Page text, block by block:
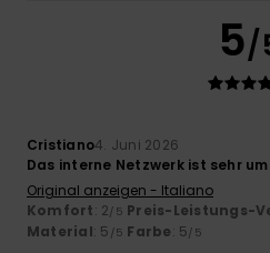
5/
Cristiano4. Juni 2026
Das interne Netzwerk ist sehr
Original anzeigen - Italiano
Komfort: 2/5 Preis-Leistungs-
Material: 5 /5 Farbe: 5/5